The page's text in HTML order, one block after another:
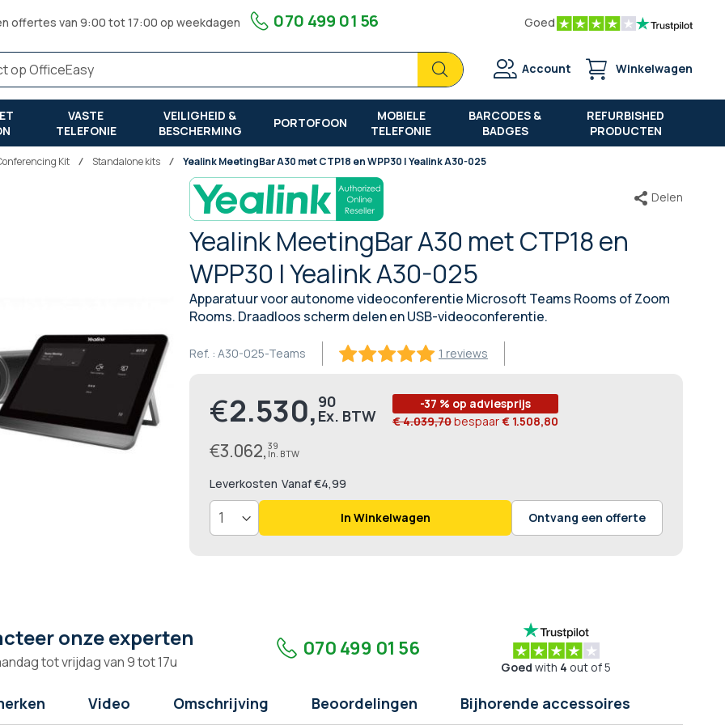
offertes van 9:00 tot 17:00 op weekdagen 070 499 01 56 Goed
Zoek
Zoek
Account Winkelwagen
VASTE
TELEFONIE
VEILIGHEID &
BESCHERMING
PORTOFOON
MOBIELE
TELEFONIE
BARCODES &
BADGES
REFURBISHED
PRODUCTEN
Kit Standalone kits Yealink MeetingBar A30 met CTP18 en WPP30 | Yealink A30-025
Yealink MeetingBar A30 met CTP18 en
WPP30 | Yealink A30-025
Apparatuur voor autonome videoconferentie Microsoft Teams Rooms of Zoom
Rooms. Draadloos scherm delen en USB-videoconferentie.
1 reviews
Ref. : A30-025-Teams
Delen
Leverkosten Vanaf €4,99
€2.530, 90
€3.062, 39
-37 % op adviesprijs
€ 4.039,70bespaar€ 1.508,80
In Winkelwagen Ontvang een offerte
onze experten
tot vrijdag van 9 tot 17u
070 499 01 56
Goed with 4 out of 5
Video Omschrijving Beoordelingen Bijhorende accessoires